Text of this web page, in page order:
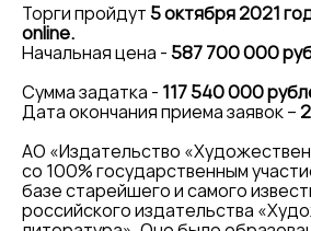
Торги пройдут5 октября 2021
online.
Начальная цена -587 700 000
Сумма задатка - 117 540 000
Дата окончания приема заявок –
АО «Издательство
со 100% государственным
базе старейшего и самого
российского издательства